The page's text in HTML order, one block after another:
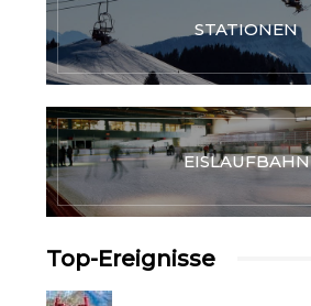
STATIONEN
EISLAUFBAHN
Top-Ereignisse